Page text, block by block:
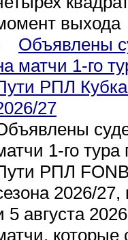
выхода
Объявлены
матчи 1-го
РПЛ
27
1-го тура
РПЛ
2026/27,
5 августа
которые